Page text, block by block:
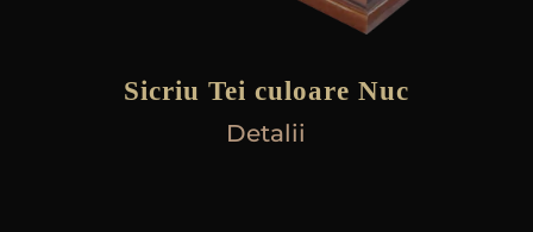
Sicriu Tei culoare Nuc
Detalii